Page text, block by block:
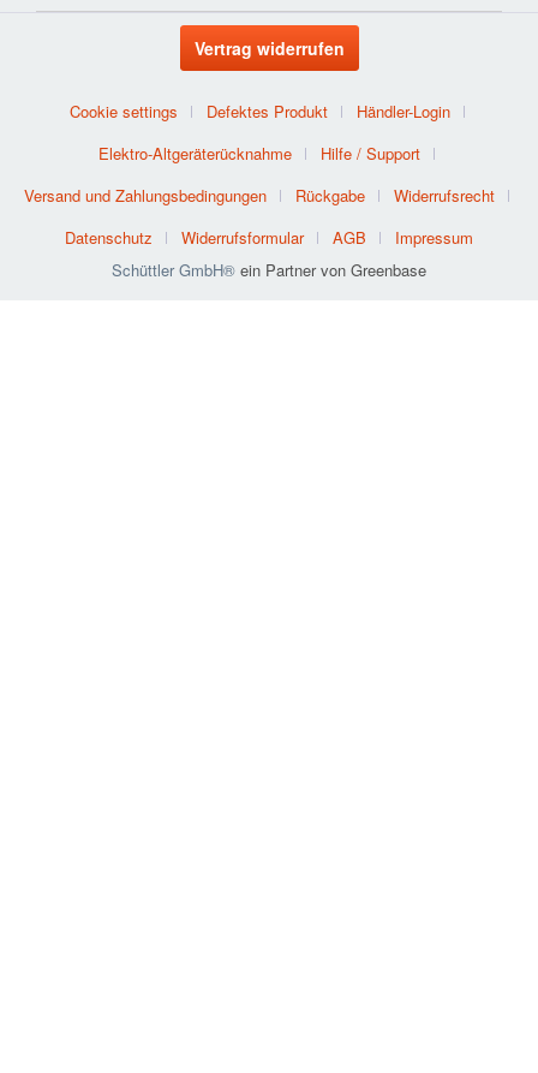
Vertrag widerrufen
Cookie settings Defektes Produkt
Händler-Login
Elektro-Altgeräterücknahme
Hilfe / Support
Versand und Zahlungsbedingungen
Rückgabe
Widerrufsrecht
Datenschutz
Widerrufsformular AGB
Impressum
Schüttler GmbH® ein Partner von Greenbase